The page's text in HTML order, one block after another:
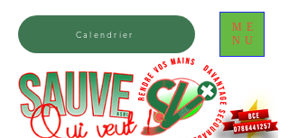
ME
NU
Calendrier